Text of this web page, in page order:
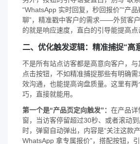
“WhatsApp 实时回复，秒回报价”“产
聊”，精准戳中客户的需求——外贸客
的就是响应速度，直白的引导能提高点
二、优化触发逻辑：精准捕捉“高
不是所有站点访客都是高意向客户，
点击按钮，不如精准捕捉那些有明确
效沟通，也能提高询盘质量。这里有
巧，直接就能用。
第一个是“产品页定向触发”： 在产品详
窗，当访客停留超过30秒、或者滚动
时，弹窗自动弹出，内容是“关注这款
WhatsApp 拿专属报价”，搭配按钮，